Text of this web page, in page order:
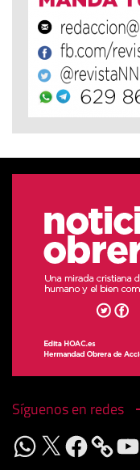
Síguenos en redes
WhatsApp
X Facebook